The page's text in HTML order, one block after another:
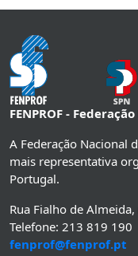
FENPROF -
A Federação Nacional
mais representativa
Portugal.
Rua Fialho de
Telefone: 213 819 190
fenprof@fenprof.pt